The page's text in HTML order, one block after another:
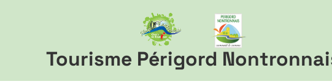
Tourisme Périgord